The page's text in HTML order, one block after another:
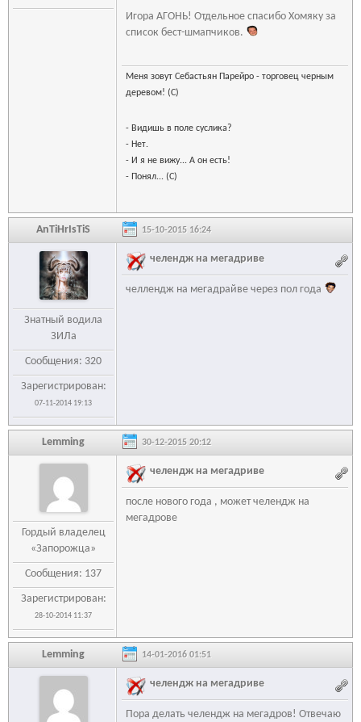
Игора АГОНЬ! Отдельное спасибо Хомяку за
список бест-шмапчиков.
Меня зовут Себастьян Парейро - торговец черным
деревом! (С)
- Видишь в поле суслика?
- Нет.
- И я не вижу... А он есть!
- Понял... (С)
AnTiHrIsTiS 15-10-2015 16:24
Знатный водила
ЗИЛа
Сообщения: 320
Зарегистрирован:
07-11-2014 19:13
челендж на мегадриве
челлендж на мегадрайве через пол года
Lemming 30-12-2015 20:12
Гордый владелец
«Запорожца»
Сообщения: 137
Зарегистрирован:
28-10-2014 11:37
челендж на мегадриве
после нового года , может челендж на
мегадрове
Lemming 14-01-2016 01:51
челендж на мегадриве
Пора делать челендж на мегадров! Отвечаю